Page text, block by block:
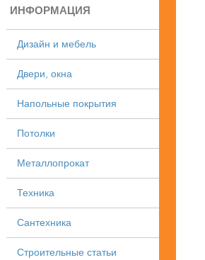
ИНФОРМАЦИЯ
Дизайн и мебель
Двери, окна
Напольные покрытия
Потолки
Металлопрокат
Техника
Сантехника
Строительные статьи